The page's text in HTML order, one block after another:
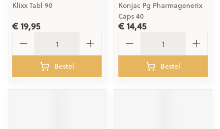
Klixx Tabl 90
€ 19,95
Bestel
Konjac Pg Pharmagenerix
Caps 40
€ 14,45
Bestel